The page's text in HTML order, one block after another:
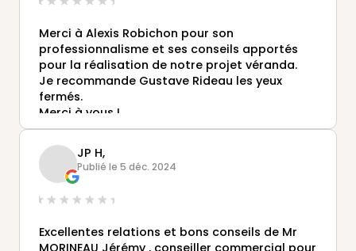
Merci à Alexis Robichon pour son
professionnalisme et ses conseils apportés
pour la réalisation de notre projet véranda.
Je recommande Gustave Rideau les yeux
fermés.
Merci à vous !
JP H,
Publié le 5 déc. 2024
Excellentes relations et bons conseils de Mr